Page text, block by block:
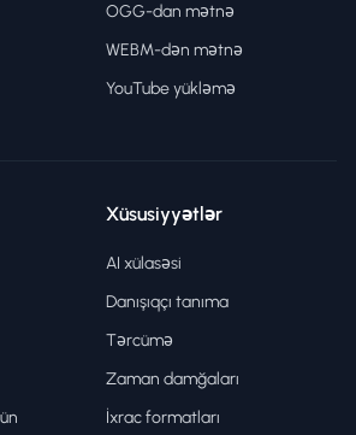
OGG-dan mətnə
WEBM-dən mətnə
YouTube yükləmə
Xüsusiyyətlər
AI xülasəsi
Danışıqçı tanıma
Tərcümə
Zaman damğaları
İxrac formatları